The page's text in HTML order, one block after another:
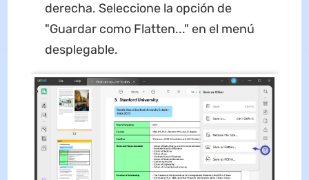
derecha. Seleccione la opción de
"Guardar como Flatten..." en el menú
desplegable.